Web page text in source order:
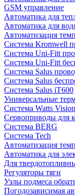
GSM управление
Автоматика для
Автоматика для
Автоматизация
Система Kromwell
Система Uni-Fitt
Система Uni-Fitt
Система Salus
Система Salus
Система Salus iT600
Универсальные
Система Watts Vision
Сервоприводы для
Система BERG
Система Tech
Автоматизация
Автоматика для
Для
Регуляторы тяги
Узлы подмеса
Погодозависимая